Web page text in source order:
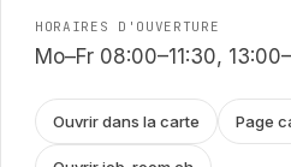
HORAIRES D'OUVERTURE
Mo–Fr 08:00–11:30,
Ouvrir dans la carte Page